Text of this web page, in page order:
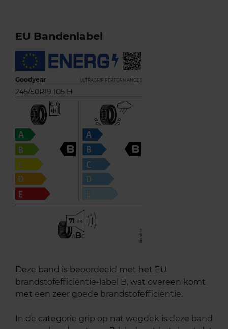
EU Bandenlabel
Goodyear ULTRAGRIP PERFORMANCE 3
245/50R19 105 H
B B
71
ABC
Deze band is beoordeeld met het EU
brandstofefficiëntie-label B, wat overeen komt
met een zeer goede brandstofefficiëntie.
In de categorie grip op nat wegdek is deze band